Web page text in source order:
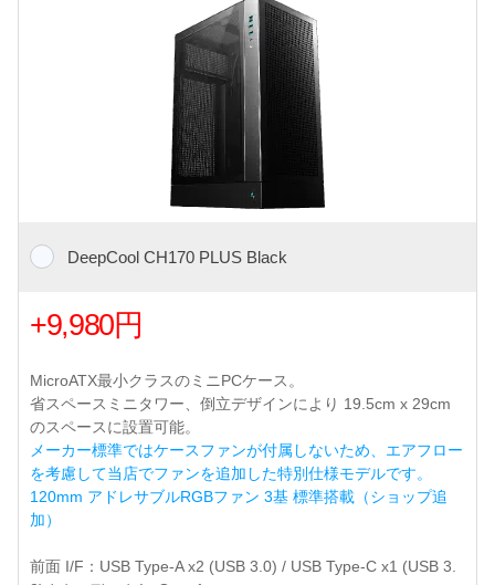
DeepCool CH170 PLUS Black
+9,980円
MicroATX最小クラスのミニPCケース。
省スペースミニタワー、倒立デザインにより 19.5cm x 29cm
のスペースに設置可能。
メーカー標準ではケースファンが付属しないため、エアフロー
を考慮して当店でファンを追加した特別仕様モデルです。
120mm アドレサブルRGBファン 3基 標準搭載（ショップ追
加）
前面 I/F：USB Type-A x2 (USB 3.0) / USB Type-C x1 (USB 3.